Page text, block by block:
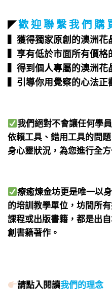
◤歡 迎 聯 繫 我 們 購
▍獲得獨家原創的澳洲花
▍享有低於市面所有價格
▍得到個人專屬的澳洲花
▍引導你用覺察的心法正
我們絕對不會讓任何學
依賴工具、錯用工具的問
身心靈狀況，為您進行全
療癒煉金坊更是唯一以
的培訓教學單位，坊間所
課程或出版書籍，都是出
創書籍著作。
請點入閱讀我們的理念